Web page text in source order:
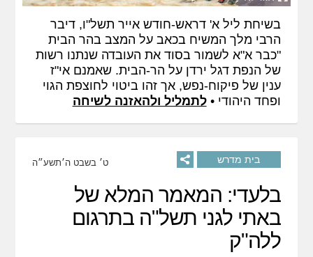
בשיחת ליל א' דראש-חודש אייר תשל"ו, דיבר
הרבי מלך המשיח בכאב על המצב בהר הבית
"כבר א"א לשמור בסוד את העובדה שנתנו רשות
של הנפת דגל ירדן על הר-הבית. שאמנם אי"ז
ענין של ‏פיקוח-נפש, אך זהו ביטוי לחוצפת הגוי
ופחד היהודי •לתמליל ולהאזנה לשיחה
בית מדרש ט׳ בשבט ה׳תשע״ה
בלעדי: המאמר המלא של
באתי לגני תשל"ה בתרגום
ללה"ק